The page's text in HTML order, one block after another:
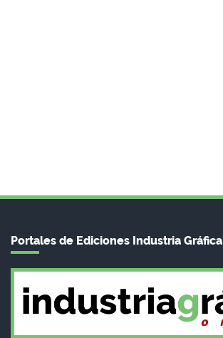
Portales de Ediciones Industria Gráfica